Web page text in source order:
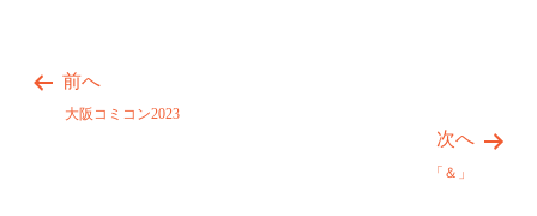
前へ
大阪コミコン2023
次へ
「＆」